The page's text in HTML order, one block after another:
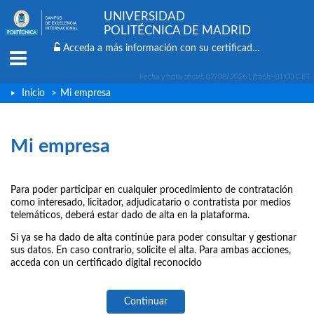
Fecha y hora oficial: 07/08/202617:56h+01:00 CET
UNIVERSIDAD
POLITÉCNICA DE MADRID
Acceda a más información con su certificado digital
Inicio > Mi empresa
Mi empresa
Para poder participar en cualquier procedimiento de contratación
como interesado, licitador, adjudicatario o contratista por medios
telemáticos, deberá estar dado de alta en la plataforma.
Si ya se ha dado de alta continúe para poder consultar y gestionar
sus datos. En caso contrario, solicite el alta. Para ambas acciones,
acceda con un certificado digital reconocido
Continuar